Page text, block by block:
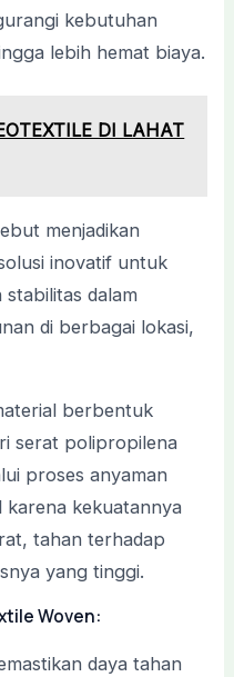
kebutuhan
lebih hemat biaya.
DI LAHAT
menjadikan
inovatif untuk
stabilitas dalam
di berbagai lokasi,
berbentuk
serat polipropilena
proses anyaman
karena kekuatannya
tahan terhadap
yang tinggi.
Woven:
daya tahan